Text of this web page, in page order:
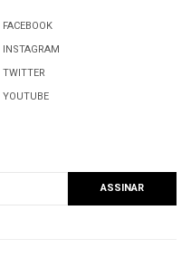
FACEBOOK
INSTAGRAM
TWITTER
YOUTUBE